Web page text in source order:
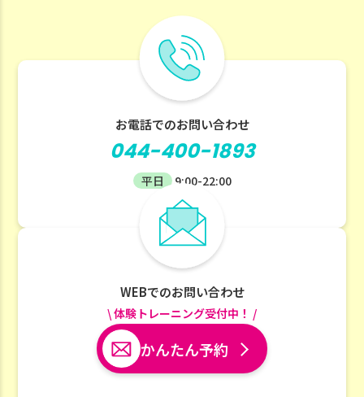
お電話でのお問い合わせ
044-400-1893
平日 9:00-22:00
WEBでのお問い合わせ
\ 体験トレーニング受付中！ /
かんたん予約